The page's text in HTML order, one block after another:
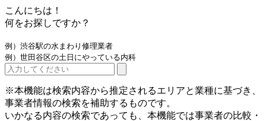
こんにちは！
何をお探しですか？
例）渋谷駅の水まわり修理業者
例）世田谷区の土日にやっている内科
※本機能は検索内容から推定されるエリアと業種に基づき、
事業者情報の検索を補助するものです。
いかなる内容の検索であっても、本機能では事業者の比較・